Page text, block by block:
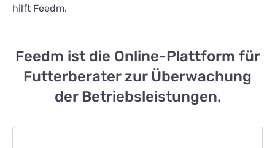
hilft Feedm.
Feedm ist die Online-Plattform für
Futterberater zur Überwachung
der Betriebsleistungen.